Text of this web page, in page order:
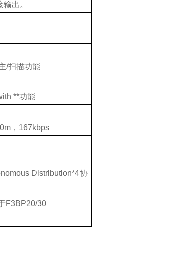
输出。
/扫描功能
**功能
， 167kbps
Distribution*4协
F3BP20/30